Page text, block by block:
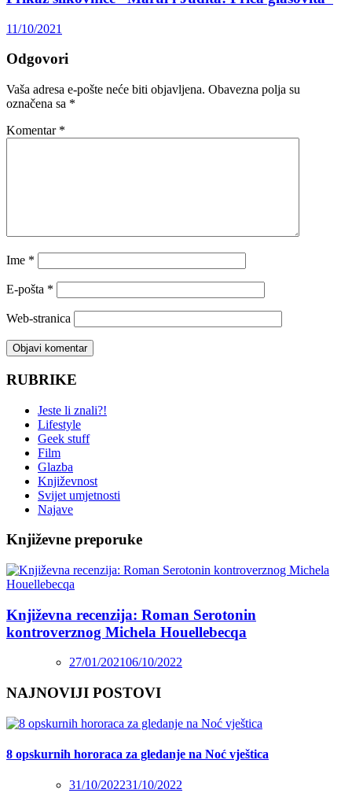
11/10/2021
Odgovori
Vaša adresa e-pošte neće biti objavljena. Obavezna polja su
označena sa *
Komentar *
Ime *
E-pošta *
Web-stranica
RUBRIKE
Jeste li znali?!
Lifestyle
Geek stuff
Film
Glazba
Književnost
Svijet umjetnosti
Najave
Književne preporuke
Književna recenzija: Roman Serotonin
kontroverznog Michela Houellebecqa
27/01/202106/10/2022
NAJNOVIJI POSTOVI
8 opskurnih hororaca za gledanje na Noć vještica
31/10/202231/10/2022